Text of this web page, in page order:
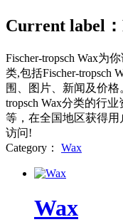
Current label：
Fischer-tropsch Wax为
类,包括Fischer-tropsch
围、图片、新闻及价
tropsch Wax分类的行业
等，在全国地区获得
访问!
Category：
Wax
Wax